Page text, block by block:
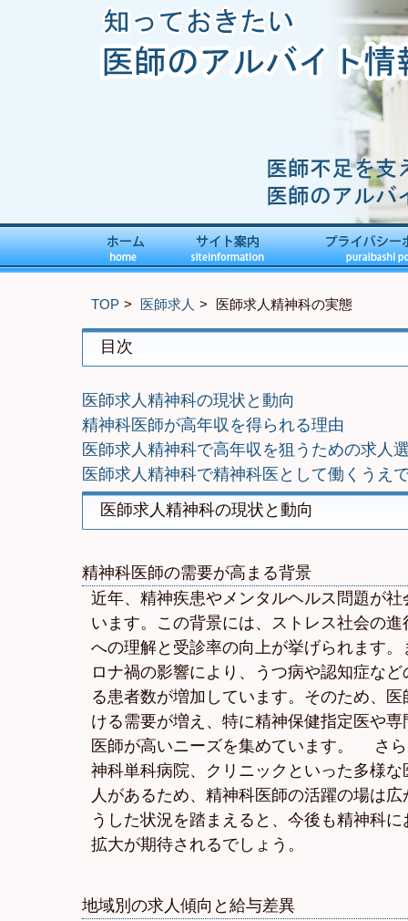
TOP 医師求人 医師求人精神科の実態
目次
医師求人精神科の現状と動向
精神科医師が高年収を得られる理由
医師求人精神科で高年収を狙うための求人
医師求人精神科で精神科医として働くうえ
医師求人精神科の現状と動向
精神科医師の需要が高まる背景
近年、精神疾患やメンタルヘルス問題が
います。この背景には、ストレス社会の
への理解と受診率の向上が挙げられます
ロナ禍の影響により、うつ病や認知症な
る患者数が増加しています。そのため、
ける需要が増え、特に精神保健指定医や
医師が高いニーズを集めています。 さ
神科単科病院、クリニックといった多様
人があるため、精神科医師の活躍の場は
うした状況を踏まえると、今後も精神科に
拡大が期待されるでしょう。
地域別の求人傾向と給与差異